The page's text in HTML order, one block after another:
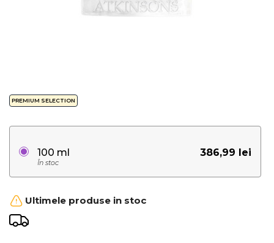
PREMIUM SELECTION
386,99 lei
100 ml
În stoc
Ultimele produse in stoc